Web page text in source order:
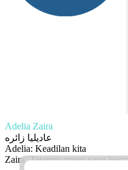
Adelia Zaira
عاديليا زائره
Adelia: Keadilan kita
Zaira: Tetamu; orang yang